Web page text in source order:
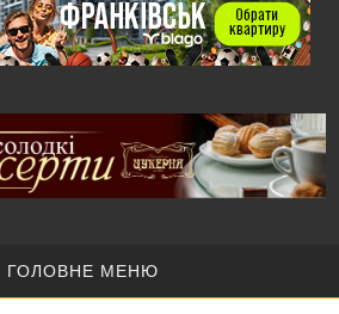
ГОЛОВНЕ МЕНЮ